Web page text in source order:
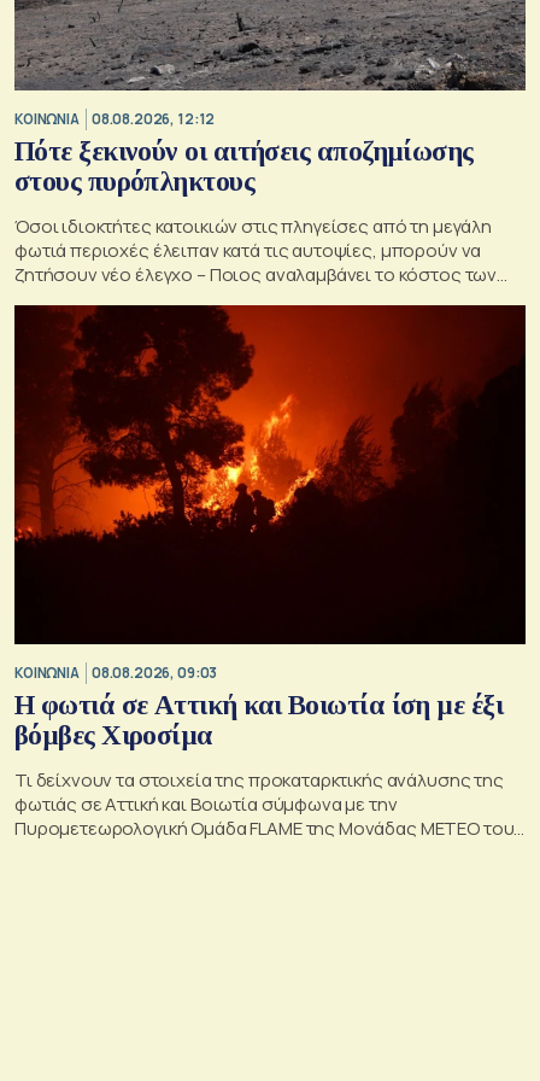
ΚΟΙΝΩΝΙΑ 08.08.2026, 12:12
Πότε ξεκινούν οι αιτήσεις αποζημίωσης
στους πυρόπληκτους
Όσοι ιδιοκτήτες κατοικιών στις πληγείσες από τη μεγάλη
φωτιά περιοχές έλειπαν κατά τις αυτοψίες, μπορούν να
ζητήσουν νέο έλεγχο – Ποιος αναλαμβάνει το κόστος των
ΚΟΙΝΩΝΙΑ 08.08.2026, 09:03
Η φωτιά σε Αττική και Βοιωτία ίση με έξι
βόμβες Χιροσίμα
Τι δείχνουν τα στοιχεία της προκαταρκτικής ανάλυσης της
φωτιάς σε Αττική και Βοιωτία σύμφωνα με την
Πυρομετεωρολογική Ομάδα FLAME της Μονάδας ΜΕΤΕΟ του